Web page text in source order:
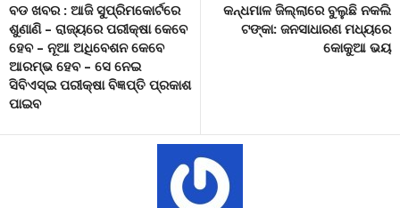
ବଡ ଖବର : ଆଜି ସୁପ୍ରିମକୋର୍ଟରେ
ଶୁଣାଣି – ରାଜ୍ୟରେ ପରୀକ୍ଷା କେବେ
ହେବ – ନୂଆ ଅଧିବେଶନ କେବେ
ଆରମ୍ଭ ହେବ – ସେ ନେଇ
ସିବିଏସ୍ଇ ପରୀକ୍ଷା ବିଜ୍ଞପ୍ତି ପ୍ରକାଶ
ପାଇବ
କନ୍ଧମାଳ ଜିଲ୍ଲାରେ ବୁଲୁଛି ନକଲି
ଟଙ୍କା: ଜନସାଧାରଣ ମଧ୍ୟରେ
କୋକୁଆ ଭୟ